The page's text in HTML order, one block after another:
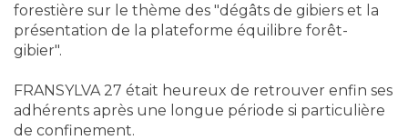
forestière sur le thème des "dégâts de gibiers et la
présentation de la plateforme équilibre forêt-
gibier".
FRANSYLVA 27 était heureux de retrouver enfin ses
adhérents après une longue période si particulière
de confinement.